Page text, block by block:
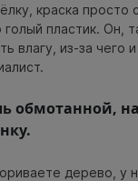
краска просто
пластик. Он,
влагу, из-за чего
обмотанной,
дерево, у